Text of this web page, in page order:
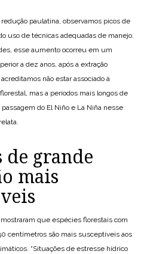
redução paulatina, observamos picos de
uso de técnicas adequadas de manejo.
esse aumento ocorreu em um
a dez anos, após a extração
não estar associado à
mas a períodos mais longos de
do El Niño e La Niña nesse
grande
mais
que espécies florestais com
centímetros são mais susceptíveis aos
“Situações de estresse hídrico